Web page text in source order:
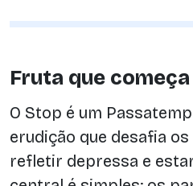
Fruta que começa
O Stop é um
erudição que desafia
refletir depressa e